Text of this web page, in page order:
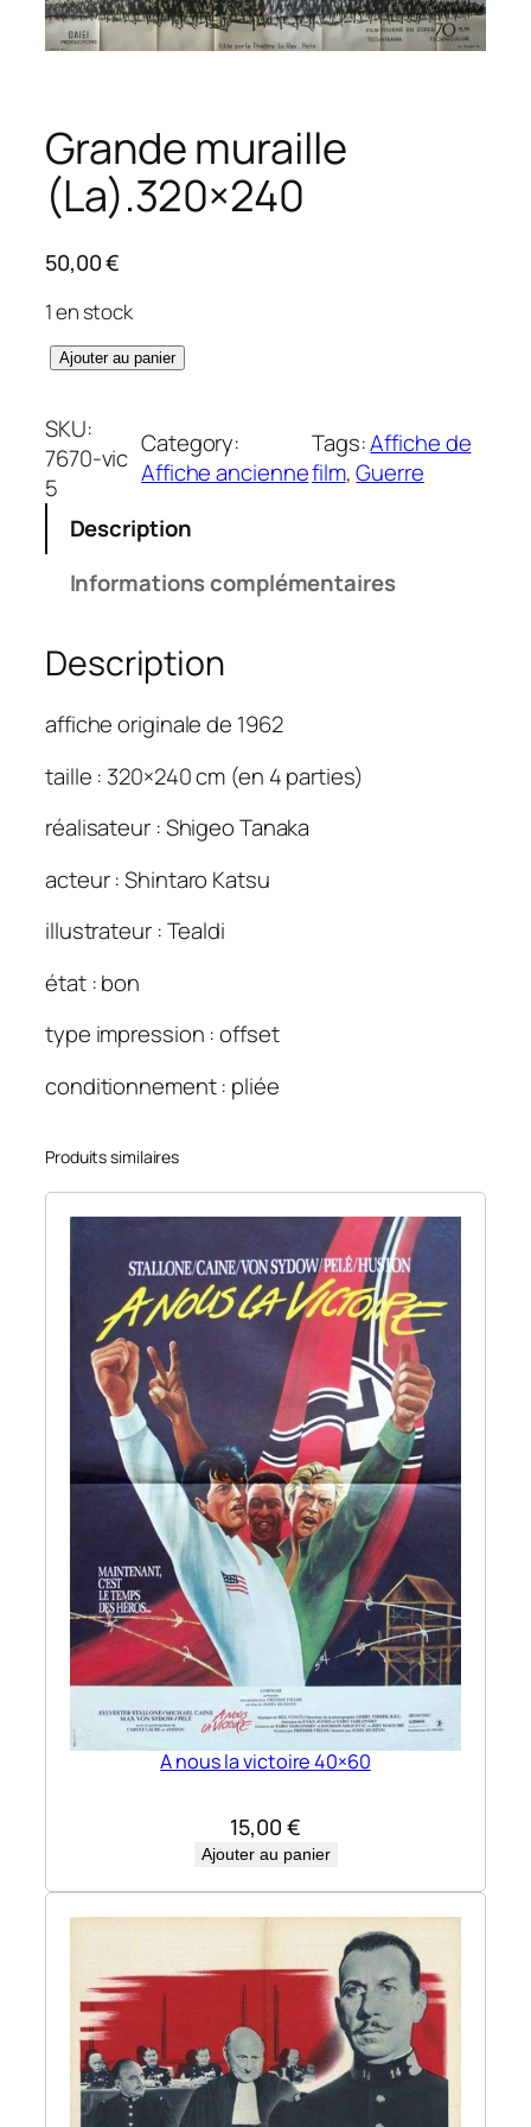
Grande muraille
(La).320×240
50,00€
1 en stock
q
a
n
t
i
G
r
a
n
d
m
r
a
l
e
L
)
.
Ajouter au panier
SKU:
7670-vic
5
Category:
Affiche ancienne
Tags:Affiche de
film, Guerre
Description
Informations complémentaires
Description
affiche originale de 1962
taille : 320×240 cm (en 4 parties)
réalisateur : Shigeo Tanaka
acteur : Shintaro Katsu
illustrateur : Tealdi
état : bon
type impression : offset
conditionnement : pliée
Produits similaires
A nous la victoire 40×60
15,00 €
Ajouter au panier